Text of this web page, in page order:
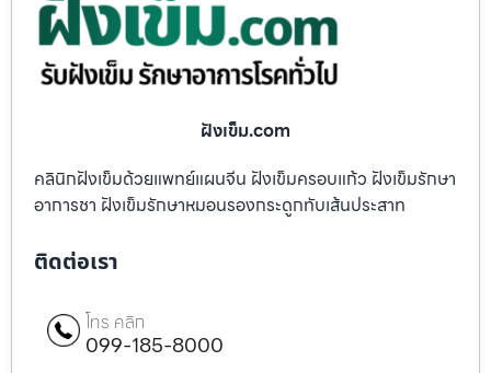
ฝังเข็ม.com
คลินิกฝังเข็มด้วยแพทย์แผนจีน ฝังเข็มครอบแก้ว ฝังเข็มรักษา
อาการชา ฝังเข็มรักษาหมอนรองกระดูกทับเส้นประสาท
ติดต่อเรา
โทร คลิก
099-185-8000